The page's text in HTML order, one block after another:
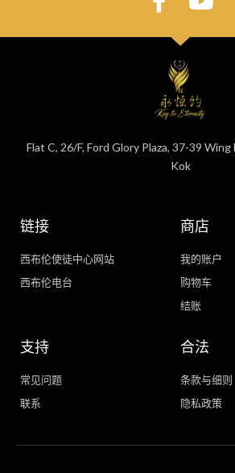
Flat C, 26/F, Ford Glory Plaza, 37-39
Kok
链接
西布伦使徒中心网站
西布伦电台
商店
我的账户
购物车
结账
支持
常见问题
联系
合法
条款与细则
隐私政策